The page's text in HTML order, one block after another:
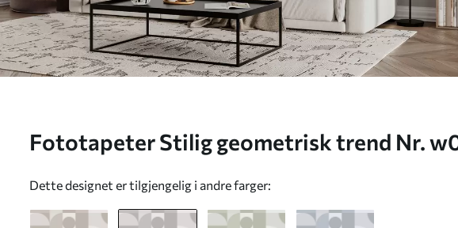
Fototapeter Stilig geometrisk trend Nr.
Dette designet er tilgjengelig i andre farger: